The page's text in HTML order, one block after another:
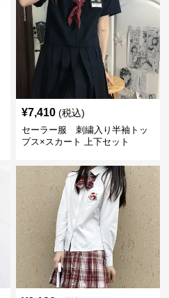
¥7,410 (税込)
セーラー服 刺繍入り半袖トッ
プス×スカート 上下セット